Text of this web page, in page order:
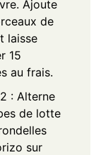
Ajoute
de
laisse
15
au frais.
: Alterne
de lotte
sur